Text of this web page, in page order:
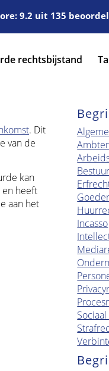
9.2 uit 135
rechtsbijstand
. Dit
van de
kan
heeft
aan het
Incasso